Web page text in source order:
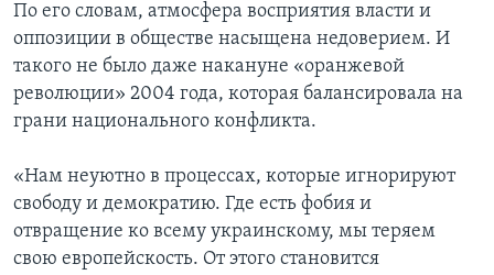
По его словам, атмосфера восприятия власти и
оппозиции в обществе насыщена недоверием. И
такого не было даже накануне «оранжевой
революции» 2004 года, которая балансировала на
грани национального конфликта.
«Нам неуютно в процессах, которые игнорируют
свободу и демократию. Где есть фобия и
отвращение ко всему украинскому, мы теряем
свою европейскость. От этого становится